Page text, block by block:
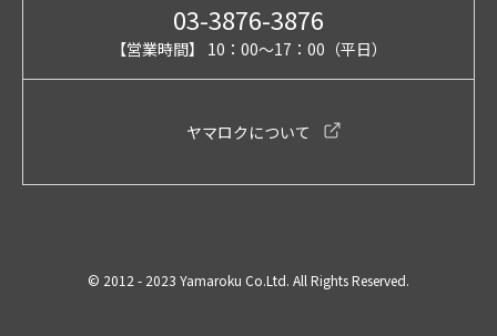
03-3876-3876
【営業時間】 10：00～17：00（平日）
ヤマロクについて
© 2012 - 2023 Yamaroku Co.Ltd. All Rights Reserved.